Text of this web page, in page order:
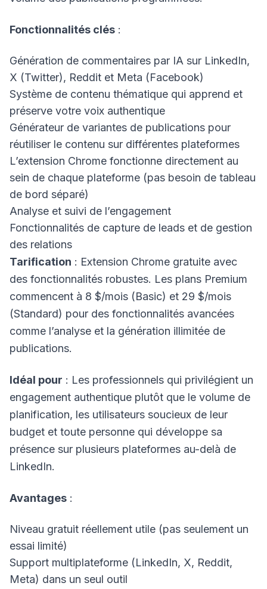
Fonctionnalités clés :
Génération de commentaires par IA sur LinkedIn,
X (Twitter), Reddit et Meta (Facebook)
Système de contenu thématique qui apprend et
préserve votre voix authentique
Générateur de variantes de publications pour
réutiliser le contenu sur différentes plateformes
L’extension Chrome fonctionne directement au
sein de chaque plateforme (pas besoin de tableau
de bord séparé)
Analyse et suivi de l’engagement
Fonctionnalités de capture de leads et de gestion
des relations
Tarification : Extension Chrome gratuite avec
des fonctionnalités robustes. Les plans Premium
commencent à 8 $/mois (Basic) et 29 $/mois
(Standard) pour des fonctionnalités avancées
comme l’analyse et la génération illimitée de
publications.
Idéal pour : Les professionnels qui privilégient un
engagement authentique plutôt que le volume de
planification, les utilisateurs soucieux de leur
budget et toute personne qui développe sa
présence sur plusieurs plateformes au-delà de
LinkedIn.
Avantages :
Niveau gratuit réellement utile (pas seulement un
essai limité)
Support multiplateforme (LinkedIn, X, Reddit,
Meta) dans un seul outil